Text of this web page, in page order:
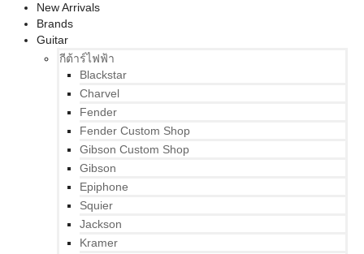
New Arrivals
Brands
Guitar
กีต้าร์ไฟฟ้า
Blackstar
Charvel
Fender
Fender Custom Shop
Gibson Custom Shop
Gibson
Epiphone
Squier
Jackson
Kramer